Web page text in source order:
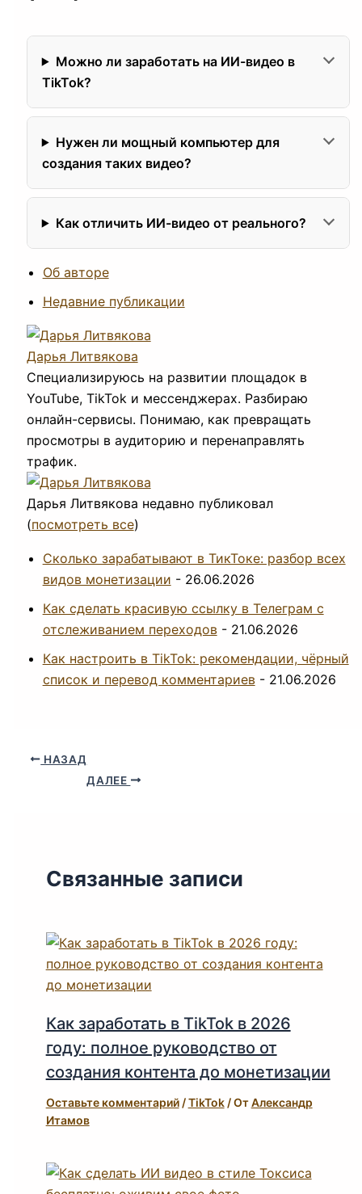
Можно ли заработать на ИИ-видео в
TikTok?
Нужен ли мощный компьютер для
создания таких видео?
Как отличить ИИ-видео от реального?
Об авторе
Недавние публикации
Дарья Литвякова
Специализируюсь на развитии площадок в
YouTube, TikTok и мессенджерах. Разбираю
онлайн-сервисы. Понимаю, как превращать
просмотры в аудиторию и перенаправлять
трафик.
Дарья Литвякова недавно публиковал
(посмотреть все)
Сколько зарабатывают в ТикТоке: разбор всех
видов монетизации - 26.06.2026
Как сделать красивую ссылку в Телеграм с
отслеживанием переходов- 21.06.2026
Как настроить в TikTok: рекомендации, чёрный
список и перевод комментариев- 21.06.2026
НАЗАД
ДАЛЕЕ
Связанные записи
Как заработать в TikTok в 2026
году: полное руководство от
создания контента до монетизации
Оставьте комментарий /TikTok/ ОтАлександр
Итамов